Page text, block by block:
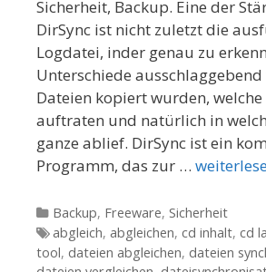
Sicherheit, Backup. Eine der
DirSync ist nicht zuletzt die
Logdatei, inder genau zu
Unterschiede ausschlaggebend
Dateien kopiert wurden, welche
auftraten und natürlich in
ganze ablief. DirSync ist ein
Programm, das zur …
Kategorien
Backup, Freeware, Sicherheit
Tags
abgleich, abgleichen, cd inhalt, cd
tool, dateien abgleichen, dateien